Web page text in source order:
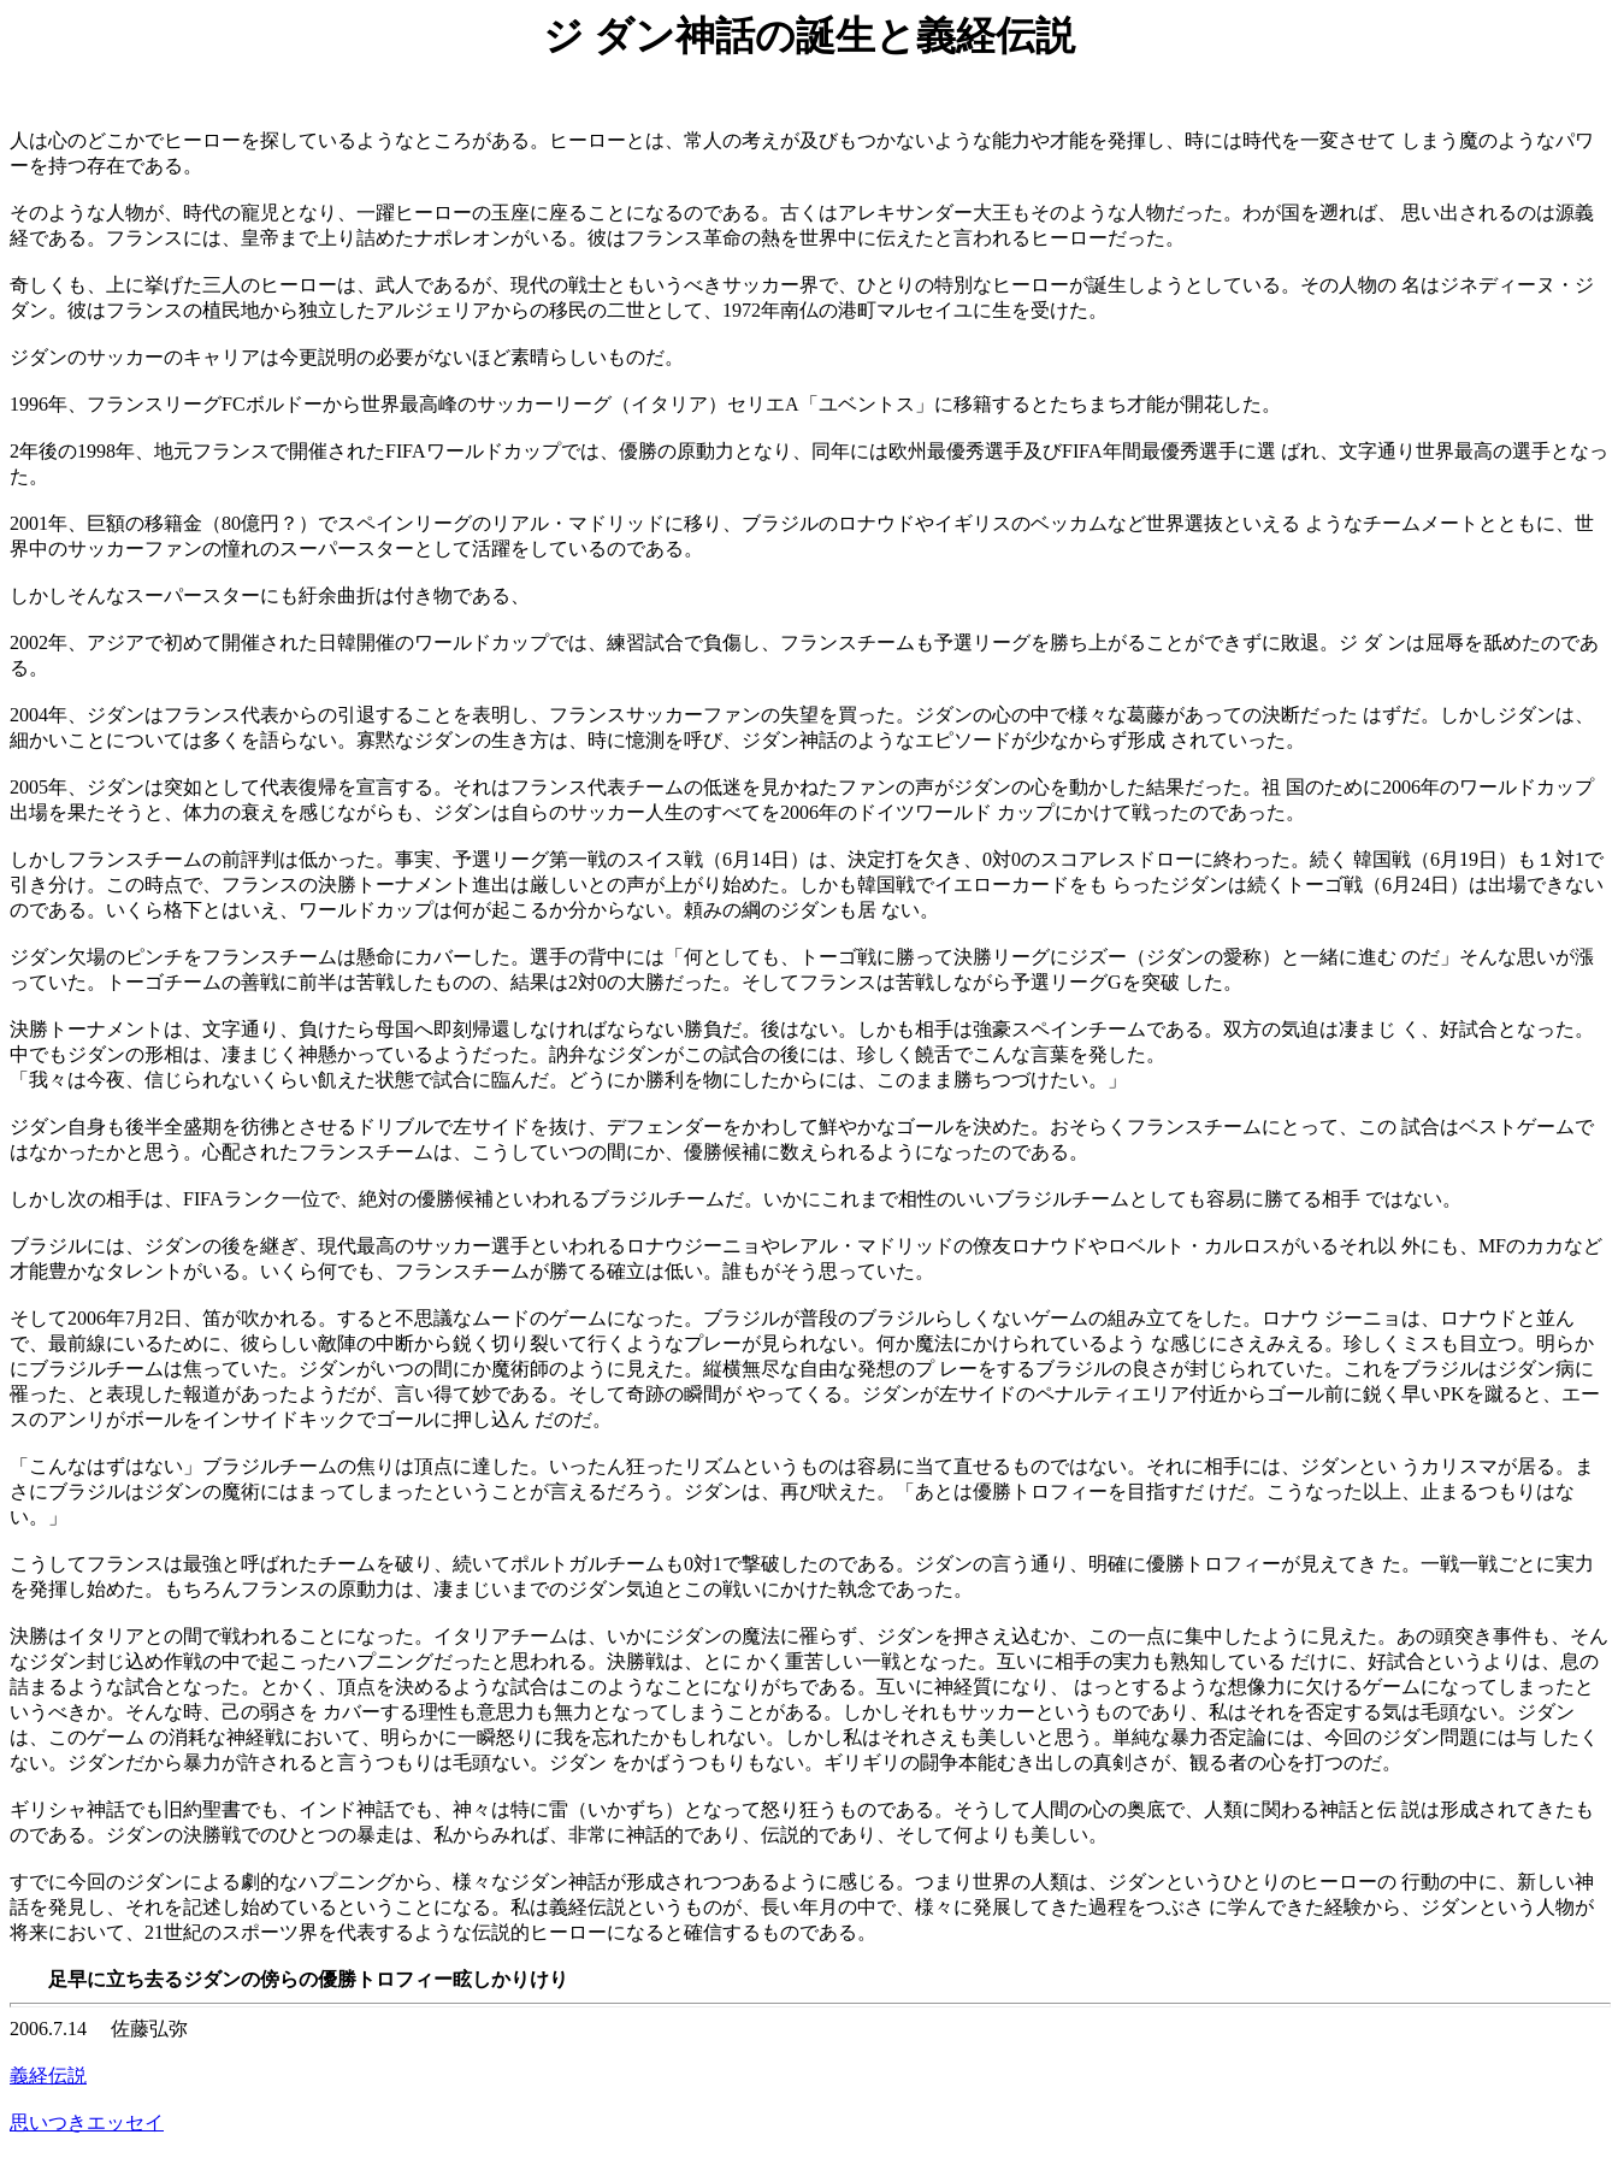
ジ ダン神話の誕生と義経伝説
人は心のどこかでヒーローを探しているようなところがある。ヒーローとは、常人の考えが及びもつかないような能力や才能を発揮し、時には時代を一変させて しまう魔のようなパワ
ーを持つ存在である。
そのような人物が、時代の寵児となり、一躍ヒーローの玉座に座ることになるのである。古くはアレキサンダー大王もそのような人物だった。わが国を遡れば、 思い出されるのは源義
経である。フランスには、皇帝まで上り詰めたナポレオンがいる。彼はフランス革命の熱を世界中に伝えたと言われるヒーローだった。
奇しくも、上に挙げた三人のヒーローは、武人であるが、現代の戦士ともいうべきサッカー界で、ひとりの特別なヒーローが誕生しようとしている。その人物の 名はジネディーヌ・ジ
ダン。彼はフランスの植民地から独立したアルジェリアからの移民の二世として、1972年南仏の港町マルセイユに生を受けた。
ジダンのサッカーのキャリアは今更説明の必要がないほど素晴らしいものだ。
1996年、フランスリーグFCボルドーから世界最高峰のサッカーリーグ（イタリア）セリエA「ユベントス」に移籍するとたちまち才能が開花した。
2年後の1998年、地元フランスで開催されたFIFAワールドカップでは、優勝の原動力となり、同年には欧州最優秀選手及びFIFA年間最優秀選手に選 ばれ、文字通り世界最高の選手となっ
た。
2001年、巨額の移籍金（80億円？）でスペインリーグのリアル・マドリッドに移り、ブラジルのロナウドやイギリスのベッカムなど世界選抜といえる ようなチームメートとともに、世
界中のサッカーファンの憧れのスーパースターとして活躍をしているのである。
しかしそんなスーパースターにも紆余曲折は付き物である、
2002年、アジアで初めて開催された日韓開催のワールドカップでは、練習試合で負傷し、フランスチームも予選リーグを勝ち上がることができずに敗退。ジ ダ ンは屈辱を舐めたのであ
る。
2004年、ジダンはフランス代表からの引退することを表明し、フランスサッカーファンの失望を買った。ジダンの心の中で様々な葛藤があっての決断だった はずだ。しかしジダンは、
細かいことについては多くを語らない。寡黙なジダンの生き方は、時に憶測を呼び、ジダン神話のようなエピソードが少なからず形成 されていった。
2005年、ジダンは突如として代表復帰を宣言する。それはフランス代表チームの低迷を見かねたファンの声がジダンの心を動かした結果だった。祖 国のために2006年のワールドカップ
出場を果たそうと、体力の衰えを感じながらも、ジダンは自らのサッカー人生のすべてを2006年のドイツワールド カップにかけて戦ったのであった。
しかしフランスチームの前評判は低かった。事実、予選リーグ第一戦のスイス戦（6月14日）は、決定打を欠き、0対0のスコアレスドローに終わった。続く 韓国戦（6月19日）も１対1で
引き分け。この時点で、フランスの決勝トーナメント進出は厳しいとの声が上がり始めた。しかも韓国戦でイエローカードをも らったジダンは続くトーゴ戦（6月24日）は出場できない
のである。いくら格下とはいえ、ワールドカップは何が起こるか分からない。頼みの綱のジダンも居 ない。
ジダン欠場のピンチをフランスチームは懸命にカバーした。選手の背中には「何としても、トーゴ戦に勝って決勝リーグにジズー（ジダンの愛称）と一緒に進む のだ」そんな思いが漲
っていた。トーゴチームの善戦に前半は苦戦したものの、結果は2対0の大勝だった。そしてフランスは苦戦しながら予選リーグGを突破 した。
決勝トーナメントは、文字通り、負けたら母国へ即刻帰還しなければならない勝負だ。後はない。しかも相手は強豪スペインチームである。双方の気迫は凄まじ く、好試合となった。
中でもジダンの形相は、凄まじく神懸かっているようだった。訥弁なジダンがこの試合の後には、珍しく饒舌でこんな言葉を発した。
「我々は今夜、信じられないくらい飢えた状態で試合に臨んだ。どうにか勝利を物にしたからには、このまま勝ちつづけたい。」
ジダン自身も後半全盛期を彷彿とさせるドリブルで左サイドを抜け、デフェンダーをかわして鮮やかなゴールを決めた。おそらくフランスチームにとって、この 試合はベストゲームで
はなかったかと思う。心配されたフランスチームは、こうしていつの間にか、優勝候補に数えられるようになったのである。
しかし次の相手は、FIFAランク一位で、絶対の優勝候補といわれるブラジルチームだ。いかにこれまで相性のいいブラジルチームとしても容易に勝てる相手 ではない。
ブラジルには、ジダンの後を継ぎ、現代最高のサッカー選手といわれるロナウジーニョやレアル・マドリッドの僚友ロナウドやロベルト・カルロスがいるそれ以 外にも、MFのカカなど
才能豊かなタレントがいる。いくら何でも、フランスチームが勝てる確立は低い。誰もがそう思っていた。
そして2006年7月2日、笛が吹かれる。すると不思議なムードのゲームになった。ブラジルが普段のブラジルらしくないゲームの組み立てをした。ロナウ ジーニョは、ロナウドと並ん
で、最前線にいるために、彼らしい敵陣の中断から鋭く切り裂いて行くようなプレーが見られない。何か魔法にかけられているよう な感じにさえみえる。珍しくミスも目立つ。明らか
にブラジルチームは焦っていた。ジダンがいつの間にか魔術師のように見えた。縦横無尽な自由な発想のプ レーをするブラジルの良さが封じられていた。これをブラジルはジダン病に
罹った、と表現した報道があったようだが、言い得て妙である。そして奇跡の瞬間が やってくる。ジダンが左サイドのペナルティエリア付近からゴール前に鋭く早いPKを蹴ると、エー
スのアンリがボールをインサイドキックでゴールに押し込ん だのだ。
「こんなはずはない」ブラジルチームの焦りは頂点に達した。いったん狂ったリズムというものは容易に当て直せるものではない。それに相手には、ジダンとい うカリスマが居る。ま
さにブラジルはジダンの魔術にはまってしまったということが言えるだろう。ジダンは、再び吠えた。「あとは優勝トロフィーを目指すだ けだ。こうなった以上、止まるつもりはな
い。」
こうしてフランスは最強と呼ばれたチームを破り、続いてポルトガルチームも0対1で撃破したのである。ジダンの言う通り、明確に優勝トロフィーが見えてき た。一戦一戦ごとに実力
を発揮し始めた。もちろんフランスの原動力は、凄まじいまでのジダン気迫とこの戦いにかけた執念であった。
決勝はイタリアとの間で戦われることになった。イタリアチームは、いかにジダンの魔法に罹らず、ジダンを押さえ込むか、この一点に集中したように見えた。 あの頭突き事件も、そん
なジダン封じ込め作戦の中で起こったハプニングだったと思われる。 決勝戦は、とに かく重苦しい一戦となった。互いに相手の実力も熟知している だけに、好試合というよりは、息の
詰まるような試合となった。とかく、頂点を決めるような試合はこのようなことになりがちである。互いに神経質になり、 はっとするような想像力に欠けるゲームになってしまったと
いうべきか。そんな時、己の弱さを カバーする理性も意思力も無力となってしまうことがある。しかしそれもサッカーというものであり、私はそれを否定する気は毛頭ない。ジダン
は、このゲーム の消耗な神経戦において、明らかに一瞬怒りに我を忘れたかもしれない。しかし私はそれさえも美しいと思う。単純な暴力否定論には、今回のジダン問題には与 したく
ない。ジダンだから暴力が許されると言うつもりは毛頭ない。ジダン をかばうつもりもない。ギリギリの闘争本能むき出しの真剣さが、観る者の心を打つのだ。
ギリシャ神話でも旧約聖書でも、インド神話でも、神々は特に雷（いかずち）となって怒り狂うものである。そうして人間の心の奥底で、人類に関わる神話と伝 説は形成されてきたも
のである。ジダンの決勝戦でのひとつの暴走は、私からみれば、非常に神話的であり、伝説的であり、そして何よりも美しい。
すでに今回のジダンによる劇的なハプニングから、様々なジダン神話が形成されつつあるように感じる。つまり世界の人類は、ジダンというひとりのヒーローの 行動の中に、新しい神
話を発見し、それを記述し始めているということになる。私は義経伝説というものが、長い年月の中で、様々に発展してきた過程をつぶさ に学んできた経験から、ジダンという人物が
将来において、21世紀のスポーツ界を代表するような伝説的ヒーローになると確信するものである。
足早に立ち去るジダンの傍らの優勝トロフィー眩しかりけり
2006.7.14 佐藤弘弥
義経伝説
思いつきエッセイ